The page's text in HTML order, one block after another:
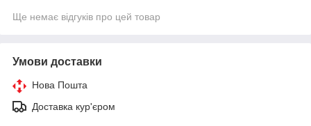
Ще немає відгуків про цей товар
Умови доставки
Нова Пошта
Доставка кур'єром